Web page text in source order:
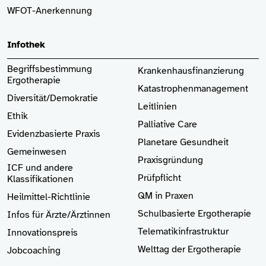
WFOT-Anerkennung
Infothek
Begriffsbestimmung
Ergotherapie
Diversität/Demokratie
Ethik
Evidenzbasierte Praxis
Gemeinwesen
ICF und andere
Klassifikationen
Heilmittel-Richtlinie
Infos für Ärzte/Ärztinnen
Innovationspreis
Jobcoaching
Krankenhaus­finanzierung
Katastrophenmanagement
Leitlinien
Palliative Care
Planetare Gesundheit
Praxisgründung
Prüfpflicht
QM in Praxen
Schulbasierte Ergotherapie
Telematikinfrastruktur
Welttag der Ergotherapie